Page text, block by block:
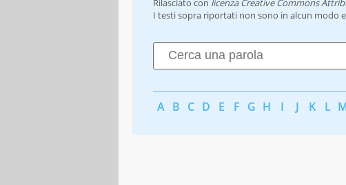
I testi sopra riportati non sono in alcun modo
A B C D E F G H I J K L